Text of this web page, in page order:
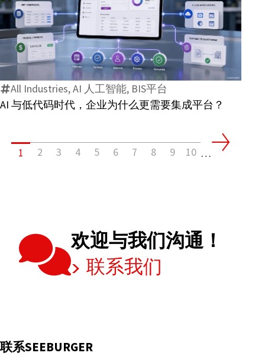
发
票
标
准
有
哪
化？
AI
与
低
代
码
时
需
要
集
All Industries, AI 人工智能, BIS平台
AI 与低代码时代，企业为什么更需要集成平台？
1 2 3 4 5 6 7 8 9 10 …
欢迎与我们沟通！
联系我们
联系SEEBURGER